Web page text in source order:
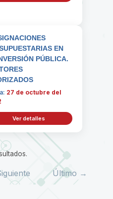
EN
PÚBLICA.
27 de octubre del
Ver detalles
Último →